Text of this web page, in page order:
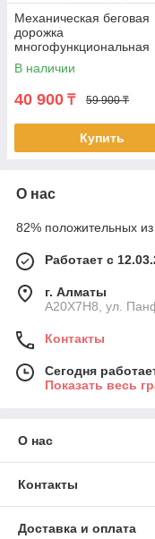
Механическая беговая
дорожка
многофункциональная
(4995)
В наличии
40 900 ₸ 59 900 ₸
Купить
О нас
82% положительных из
Работает с
г. Алматы
A20X7H8, ул.
Контакты
Сегодня
Показать весь
О нас
Контакты
Доставка и оплата